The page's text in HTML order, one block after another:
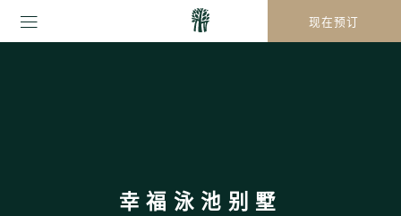
现在预订
幸福泳池别墅